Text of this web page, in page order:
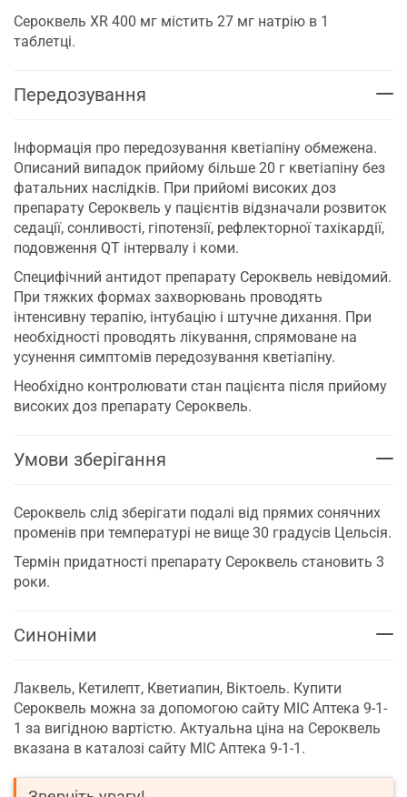
Сероквель XR 400 мг містить 27 мг натрію в 1
таблетці.
Передозування
Інформація про передозування кветіапіну обмежена.
Описаний випадок прийому більше 20 г кветіапіну без
фатальних наслідків. При прийомі високих доз
препарату Сероквель у пацієнтів відзначали розвиток
седації, сонливості, гіпотензії, рефлекторної тахікардії,
подовження QT інтервалу і коми.
Специфічний антидот препарату Сероквель невідомий.
При тяжких формах захворювань проводять
інтенсивну терапію, інтубацію і штучне дихання. При
необхідності проводять лікування, спрямоване на
усунення симптомів передозування кветіапіну.
Необхідно контролювати стан пацієнта після прийому
високих доз препарату Сероквель.
Умови зберігання
Сероквель слід зберігати подалі від прямих сонячних
променів при температурі не вище 30 градусів Цельсія.
Термін придатності препарату Сероквель становить 3
роки.
Синоніми
Лаквель, Кетилепт, Кветиапин, Віктоель. Купити
Сероквель можна за допомогою сайту МІС Аптека 9-1-
1 за вигідною вартістю. Актуальна ціна на Сероквель
вказана в каталозі сайту МІС Аптека 9-1-1.